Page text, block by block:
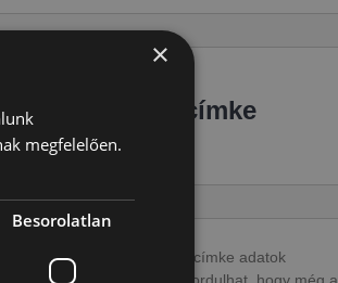
EU-s abroncscímke
Figyelem a feltüntetett címke adatok
tájékoztató jellegűek. Előfordulhat, hogy még a
×
megfelelően.
Besorolatlan